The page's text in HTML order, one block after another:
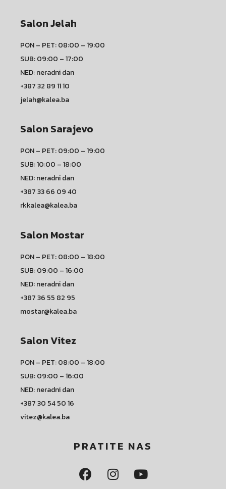
Salon Jelah
PON – PET: 08:00 – 19:00
SUB: 09:00 – 17:00
NED: neradni dan
+387 32 89 11 10
jelah@kalea.ba
Salon Sarajevo
PON – PET: 09:00 – 19:00
SUB: 10:00 – 18:00
NED: neradni dan
+387 33 66 09 40
rkkalea@kalea.ba
Salon Mostar
PON – PET: 08:00 – 18:00
SUB: 09:00 – 16:00
NED: neradni dan
+387 36 55 82 95
mostar@kalea.ba
Salon Vitez
PON – PET: 08:00 – 18:00
SUB: 09:00 – 16:00
NED: neradni dan
+387 30 54 50 16
vitez@kalea.ba
PRATITE NAS